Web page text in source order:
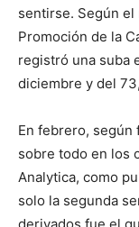
sentirse. Según
Promoción de la
registró una suba
diciembre y del
En febrero, según
sobre todo en los
Analytica, como
solo la segunda